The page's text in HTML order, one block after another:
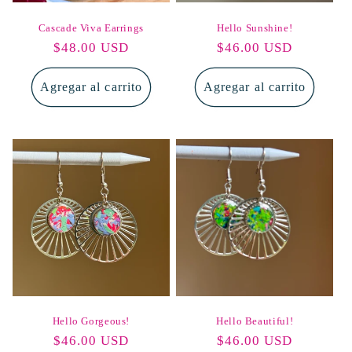
Cascade Viva Earrings
Precio
habitual
$48.00 USD
Agregar al carrito
Hello Sunshine!
Precio
habitual
$46.00 USD
Agregar al carrito
Hello Gorgeous!
Precio
$46.00 USD
Hello Beautiful!
Precio
$46.00 USD